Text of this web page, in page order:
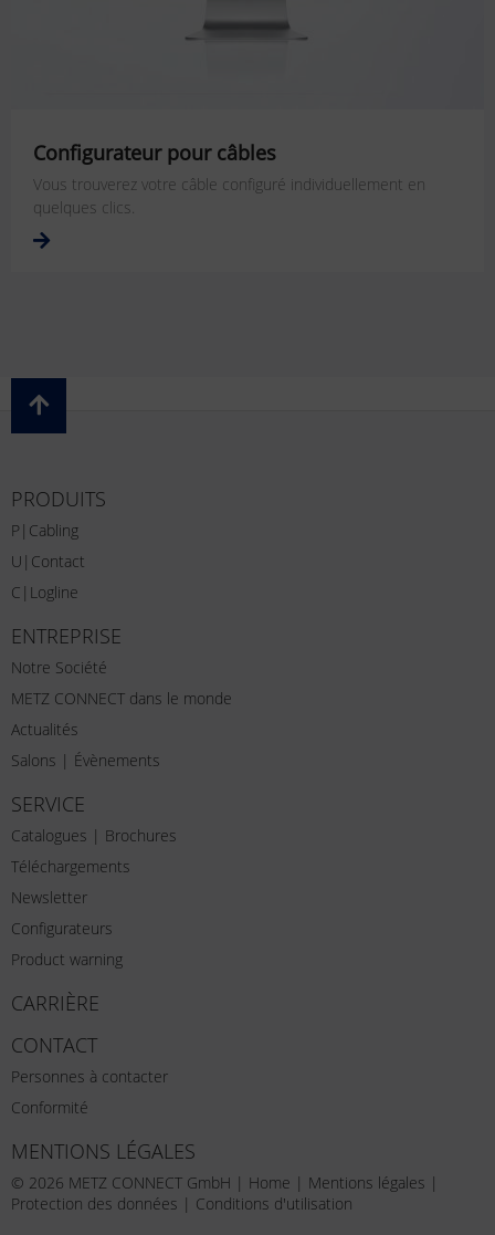
Configurateur pour câbles
Vous trouverez votre câble configuré individuellement en
quelques clics.
PRODUITS
P|Cabling
U|Contact
C|Logline
ENTREPRISE
Notre Société
METZ CONNECT dans le monde
Actualités
Salons | Évènements
SERVICE
Catalogues | Brochures
Téléchargements
Newsletter
Configurateurs
Product warning
CARRIÈRE
CONTACT
Personnes à contacter
Conformité
MENTIONS LÉGALES
© 2026 METZ CONNECT GmbH | Home | Mentions légales |
Protection des données | Conditions d'utilisation